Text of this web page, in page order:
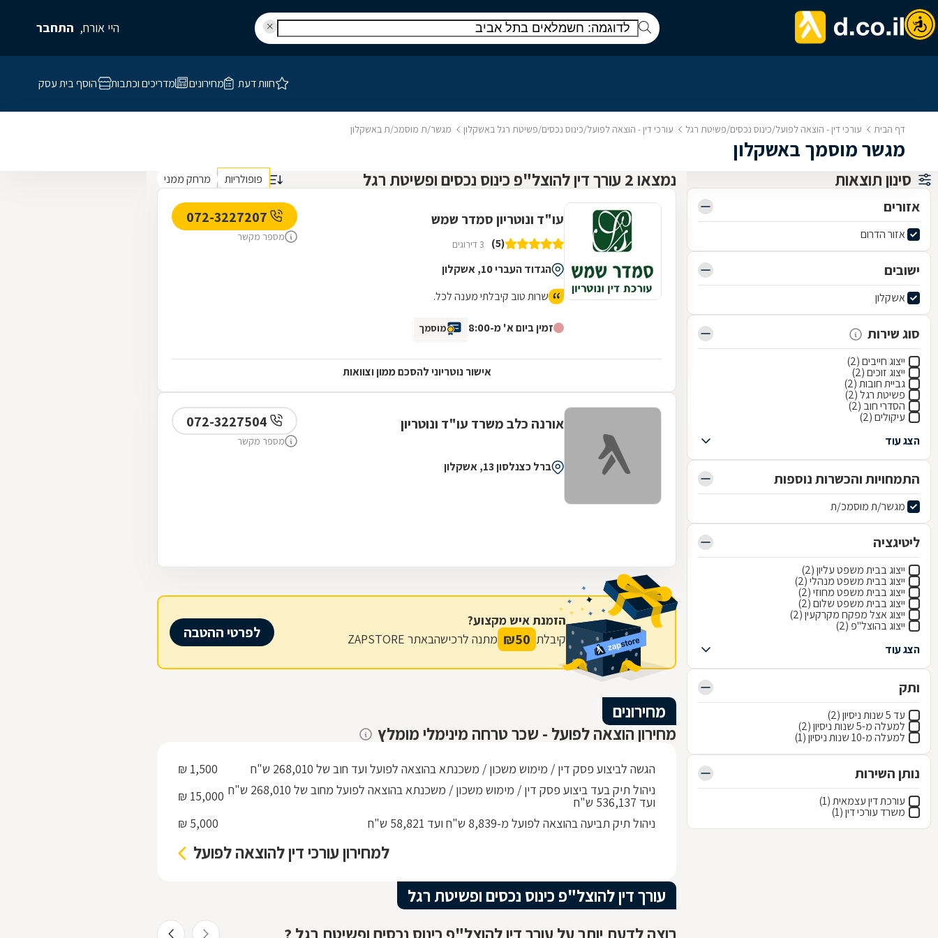
היי אורח, התחבר
חוות דעת מחירונים מדריכים וכתבות הוסף בית עסק
דף הבית עורכי דין - הוצאה לפועל/כינוס נכסים/פשיטת רגל עורכי דין - הוצאה לפועל/כינוס נכסים/פשיטת רגל באשקלון מגשר/ת מוסמכ/ת באשקלון
מגשר מוסמך באשקלון
סינון תוצאות
אזורים
אזור הדרום
ישובים
אשקלון
סוג שירות
ייצוג חייבים (2)
ייצוג זוכים (2)
גביית חובות (2)
פשיטת רגל (2)
הסדרי חוב (2)
עיקולים (2)
הצג עוד
התמחויות והכשרות נוספות
מגשר/ת מוסמכ/ת
ליטיגציה
ייצוג בבית משפט עליון (2)
ייצוג בבית משפט מנהלי (2)
ייצוג בבית משפט מחוזי (2)
ייצוג בבית משפט שלום (2)
ייצוג אצל מפקח מקרקעין (2)
ייצוג בהוצל"פ (2)
הצג עוד
ותק
עד 5 שנות ניסיון (2)
למעלה מ-5 שנות ניסיון (2)
למעלה מ-10 שנות ניסיון (1)
נותן השירות
עורכת דין עצמאית (1)
משרד עורכי דין (1)
נמצאו 2 עורך דין להוצל"פ כינוס נכסים ופשיטת רגל פופולריות מרחק ממני
עו"ד ונוטריון סמדר שמש
(5) 3 דירוגים
הגדוד העברי 10, אשקלון
שרות טוב קיבלתי מענה לכל.
זמין ביום א' מ-8:00 מוסמך
מספר מקשר
אישור נוטריוני להסכם ממון וצוואות
אורנה כלב משרד עו"ד ונוטריון
ברל כצנלסון 13, אשקלון
מספר מקשר
הזמנת איש מקצוע?
קיבלת 50
₪ מתנה לרכישהבאתר ZAPSTORE לפרטי ההטבה
מחירונים
מחירון הוצאה לפועל - שכר טרחה מינימלי מומלץ
הגשה לביצוע פסק דין / מימוש משכון / משכנתא בהוצאה לפועל ועד חוב של 268,010 ש"ח
1,500 ₪
ניהול תיק בעד ביצוע פסק דין / מימוש משכון / משכנתא בהוצאה לפועל מחוב של 268,010 ש"ח
ועד 536,137 ש"ח
15,000 ₪
ניהול תיק תביעה בהוצאה לפועל מ-8,839 ש"ח ועד 58,821 ש"ח
5,000 ₪
למחירון עורכי דין להוצאה לפועל
עורך דין להוצל"פ כינוס נכסים ופשיטת רגל